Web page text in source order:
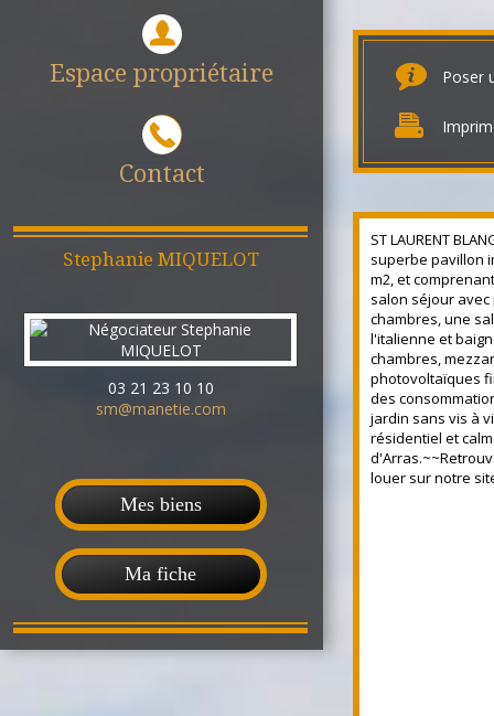
Espace propriétaire
Contact
Stephanie MIQUELOT
03 21 23 10 10
sm@manetie.com
Mes biens
Ma fiche
Poser
ST LAURENT
superbe pavillon
m2, et
salon séjour
chambres, une
l'italienne et
chambres,
photovoltaïques
des
jardin sans vis à
résidentiel et
louer sur notre